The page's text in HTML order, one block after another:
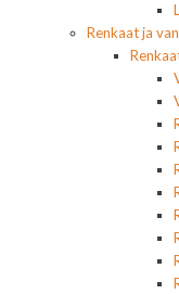
Renkaat ja